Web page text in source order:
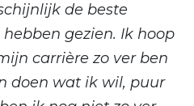
de beste
gezien. Ik hoop
carrière zo ver ben
doen wat ik wil, puur